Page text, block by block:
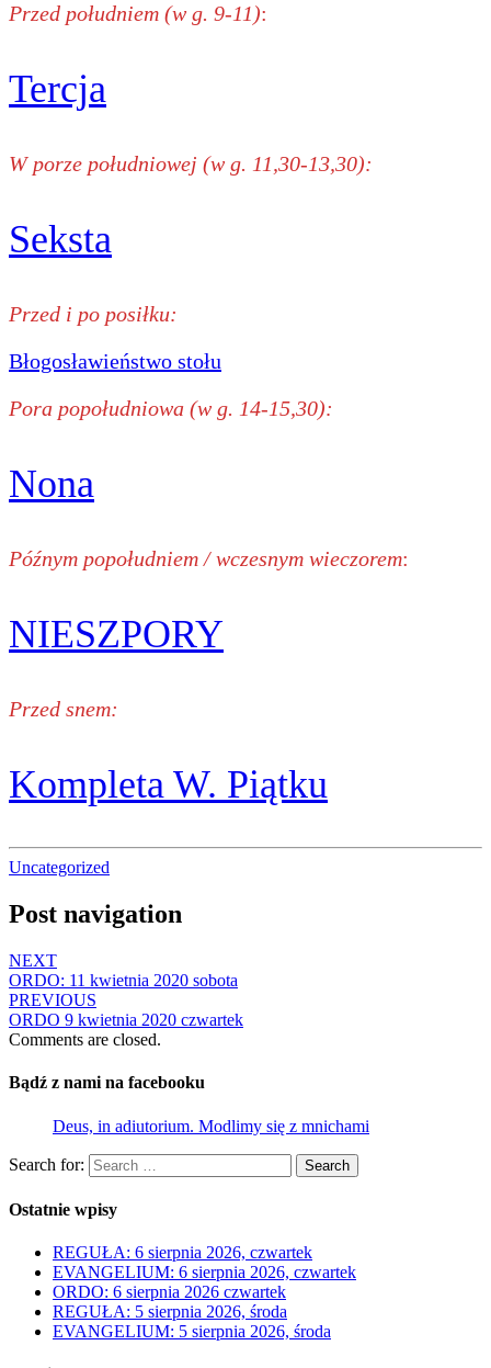
Przed południem (w g. 9-11):
Tercja
W porze południowej (w g. 11,30-13,30):
Seksta
Przed i po posiłku:
Błogosławieństwo stołu
Pora popołudniowa (w g. 14-15,30):
Nona
Późnym popołudniem / wczesnym wieczorem:
NIESZPORY
Przed snem:
Kompleta W. Piątku
Uncategorized
Post navigation
NEXT
ORDO: 11 kwietnia 2020 sobota
PREVIOUS
ORDO 9 kwietnia 2020 czwartek
Comments are closed.
Bądź z nami na facebooku
Deus, in adiutorium. Modlimy się z mnichami
Search for: Search
Ostatnie wpisy
REGUŁA: 6 sierpnia 2026, czwartek
EVANGELIUM: 6 sierpnia 2026, czwartek
ORDO: 6 sierpnia 2026 czwartek
REGUŁA: 5 sierpnia 2026, środa
EVANGELIUM: 5 sierpnia 2026, środa